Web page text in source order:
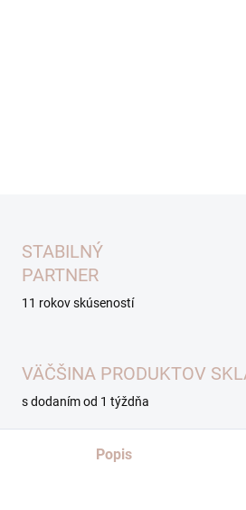
STABILNÝ
PARTNER
11 rokov skúseností
VÄČŠINA PRODUKTOV
s dodaním od 1 týždňa
Popis